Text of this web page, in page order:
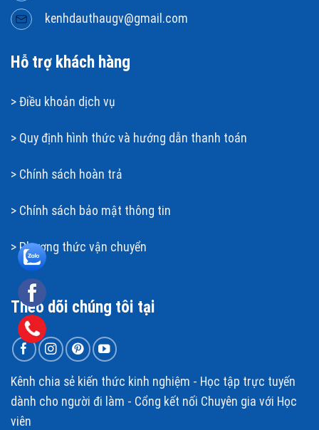
kenhdauthaugv@gmail.com
Hỗ trợ khách hàng
> Điều khoản dịch vụ
> Quy định hình thức và hướng dẫn thanh toán
> Chính sách hoàn trả
> Chính sách bảo mật thông tin
> Phương thức vận chuyển
Theo dõi chúng tôi tại
Kênh chia sẻ kiến thức kinh nghiệm - Học tập trực tuyến
dành cho người đi làm - Cổng kết nối Chuyên gia với Học
viên